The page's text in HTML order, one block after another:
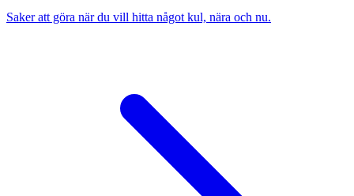
Saker att göra när du vill hitta något kul, nära och nu.